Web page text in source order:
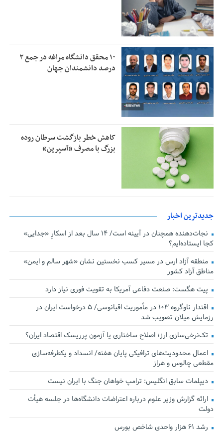
۱۰ محقق دانشگاه مراغه در جمع ۲
درصد دانشمندان جهان
کاهش خطر بازگشت سرطان روده
بزرگ با مصرف «آسپرین»
جدیدترین اخبار
نجات‌دهنده‌ همچنان در آیینه است/ ۱۴ سال بعد از اسکارِ «جدایی»
کجا ایستاده‌ایم؟
منطقه آزاد ارس در مسیر کسب نخستین نشان «شهر سالم و ایمن»
مناطق آزاد کشور
پیت هگست: صنعت دفاعی آمریکا به تقویت فوری نیاز دارد
اقتدار ناوگروه ۱۰۳ در مأموریت‌ اقیانوسی/ ۵ درخواست ایران در
رزمایش میلان تصویب شد
تک‌نرخی‌سازی ارز؛ اصلاح ساختاری یا آزمون پرریسک اقتصاد ایران؟
اعمال محدودیت‌های ترافیکی پایان هفته/ انسداد و یکطرفه‌سازی
مقطعی چالوس و هراز
دیپلمات سابق انگلیس:‌ ترامپ خواهان جنگ با ایران نیست
ارائه گزارش وزیر علوم درباره اعتراضات دانشگاه‌ها در جلسه هیأت
دولت
رشد ۶۱ هزار واحدی شاخص بورس